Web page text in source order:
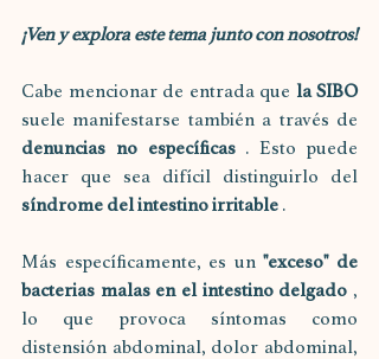
¡Ven y explora este tema junto con nosotros!
Cabe mencionar de entrada que la SIBO
denuncias no específicas . Esto puede
síndrome del intestino irritable .
Más específicamente, es un "exceso" de
bacterias malas en el intestino delgado ,
lo que provoca síntomas como
distensión abdominal, dolor abdominal,